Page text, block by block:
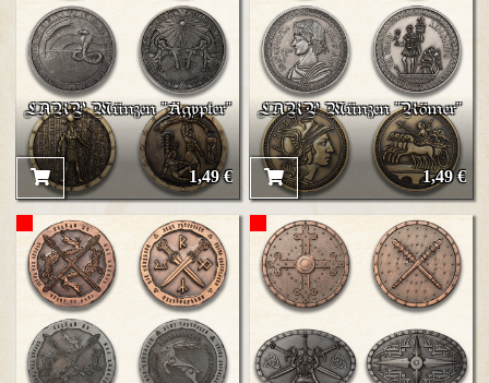
LARP Münzen "Ägypter"
1,49 €
LARP Münzen "Römer"
1,49 €